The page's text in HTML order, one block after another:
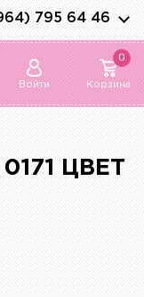
795 64 46
Войти
0
Корзина
ЦВЕТ